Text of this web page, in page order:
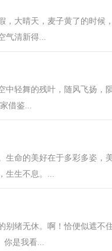
大晴天，麦子黄了的时候
气清新得...
中轻舞的残叶，随风飞扬，
借鉴...
命的美好在于多彩多姿，
生生不息。...
别绪无休。啊！恰便似遮不
你是我看...